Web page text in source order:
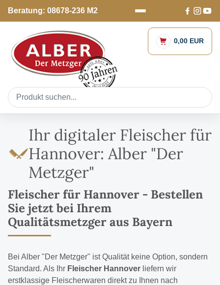
Beratung: 08678-236 M2
0,00 EUR
Ihr digitaler Fleischer für
Hannover: Alber "Der
Metzger"
Fleischer für Hannover - Bestellen
Sie jetzt bei Ihrem
Qualitätsmetzger aus Bayern
Bei Alber "Der Metzger" ist Qualität keine Option, sondern
Standard. Als Ihr Fleischer Hannover liefern wir
erstklassige Fleischerwaren direkt zu Ihnen nach